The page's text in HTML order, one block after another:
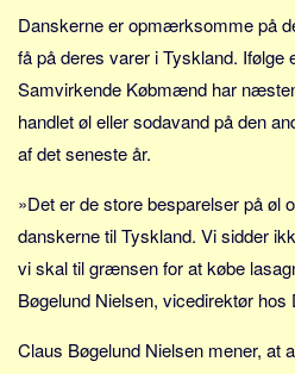
Meta
Dokumenttyper
Emner
Steder
Kilder
Om
Danskerne er opmærksomme på
få på deres varer i Tyskland. Ifølge
Samvirkende Købmænd har
handlet øl eller sodavand på den
af det seneste år.
»Det er de store besparelser på øl
danskerne til Tyskland. Vi sidder
vi skal til grænsen for at købe
Bøgelund Nielsen, vicedirektør
Claus Bøgelund Nielsen mener, at